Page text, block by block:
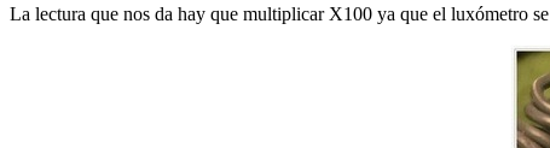
La lectura que nos da hay que multiplicar X100 ya que el luxómetro